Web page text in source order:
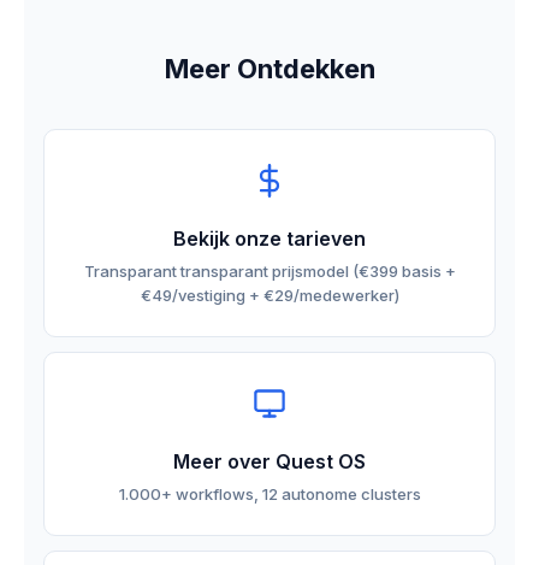
Meer Ontdekken
Bekijk onze tarieven
Transparant transparant prijsmodel (€399 basis +
€49/vestiging + €29/medewerker)
Meer over Quest OS
1.000+ workflows, 12 autonome clusters